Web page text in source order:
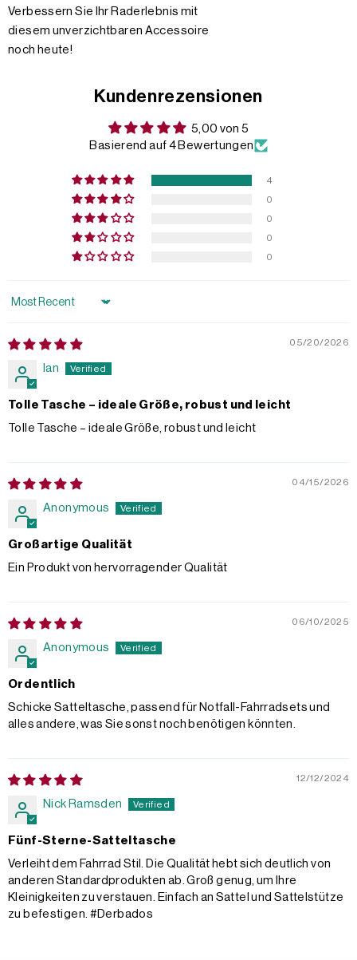
Verbessern Sie Ihr Raderlebnis mit
diesem unverzichtbaren Accessoire
noch heute!
Kundenrezensionen
5,00 von 5
Basierend auf 4 Bewertungen
4
0
0
0
0
Sort by
05/20/2026
Ian
Tolle Tasche – ideale Größe, robust und leicht
Tolle Tasche – ideale Größe, robust und leicht
04/15/2026
Anonymous
Großartige Qualität
Ein Produkt von hervorragender Qualität
06/10/2025
Anonymous
Ordentlich
Schicke Satteltasche, passend für Notfall-Fahrradsets und
alles andere, was Sie sonst noch benötigen könnten.
12/12/2024
Nick Ramsden
Fünf-Sterne-Satteltasche
Verleiht dem Fahrrad Stil. Die Qualität hebt sich deutlich von
anderen Standardprodukten ab. Groß genug, um Ihre
Kleinigkeiten zu verstauen. Einfach an Sattel und Sattelstütze
zu befestigen. #Derbados